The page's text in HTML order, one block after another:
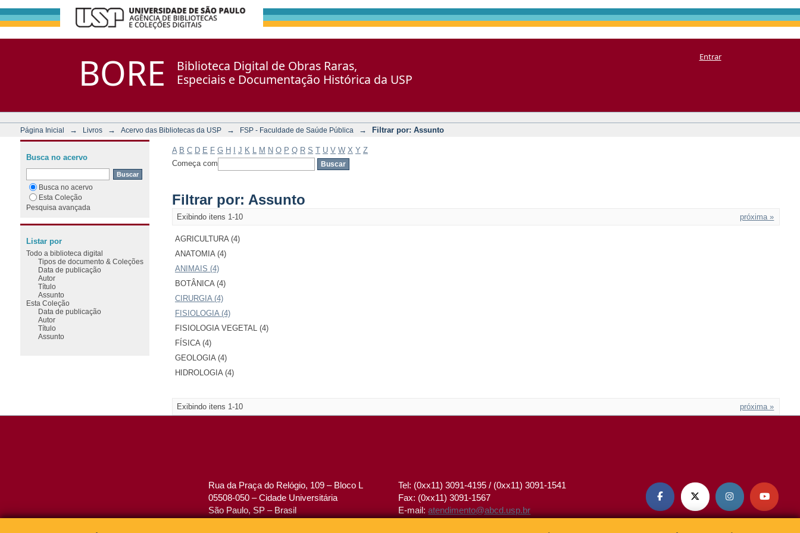
BORE
Biblioteca Digital de Obras Raras,
Especiais e Documentação Histórica da USP
Entrar
Página Inicial → Livros → Acervo das Bibliotecas da USP → FSP - Faculdade de Saúde Pública → Filtrar por: Assunto
A B C D E F G H J K M N O P Q R S T U V W X Y Z
Começa com
Filtrar por: Assunto
Exibindo itens 1-10 próxima »
AGRICULTURA (4)
ANATOMIA (4)
ANIMAIS (4)
BOTÂNICA (4)
CIRURGIA (4)
FISIOLOGIA (4)
FISIOLOGIA VEGETAL (4)
FÍSICA (4)
GEOLOGIA (4)
HIDROLOGIA (4)
Exibindo itens 1-10 próxima »
Busca no acervo
Busca no acervo
Esta Coleção
Pesquisa avançada
Listar por
Todo a biblioteca digital
Tipos de documento & Coleções
Data de publicação
Autor
Título
Assunto
Esta Coleção
Data de publicação
Autor
Título
Assunto
Rua da Praça do Relógio, 109 – Bloco L
05508-050 – Cidade Universitária
São Paulo, SP – Brasil
Tel: (0xx11) 3091-4195 / (0xx11) 3091-1541
Fax: (0xx11) 3091-1567
E-mail:atendimento@abcd.usp.br
   